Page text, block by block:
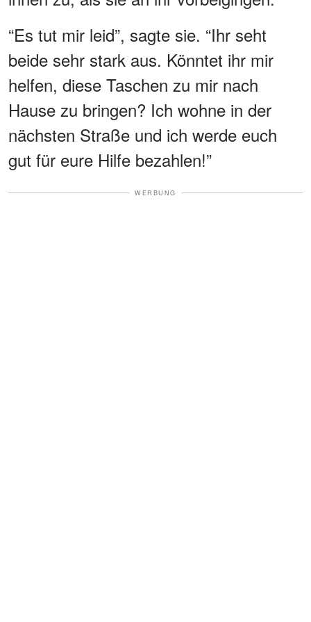
“Es tut mir leid”, sagte sie. “Ihr seht
beide sehr stark aus. Könntet ihr mir
helfen, diese Taschen zu mir nach
Hause zu bringen? Ich wohne in der
nächsten Straße und ich werde euch
gut für eure Hilfe bezahlen!”
WERBUNG